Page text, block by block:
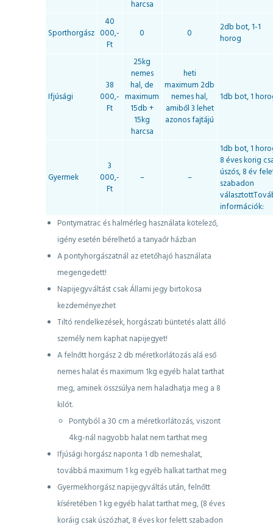
harcsa
Sporthorgász
40
000,-
Ft
0 0
2db bot, 1-1
horog
Ifjúsági
38
000,-
Ft
25kg
nemes
hal, de
maximum
15db +
15kg
harcsa
heti
maximum 2db
nemes hal,
amiből 3 lehet
azonos fajtájú
1db bot, 1
Gyermek
3
000,-
Ft
– –
1db bot, 1
8 éves korig
úszós, 8 év
szabadon
információk:
Pontymatrac és halmérleg használata kötelező,
igény esetén bérelhető a tanyaőr házban
A pontyhorgászatnál az etetőhajó használata
megengedett!
Napijegyváltást csak Állami jegy birtokosa
kezdeményezhet
Tiltó rendelkezések, horgászati büntetés alatt álló
személy nem kaphat napijegyet!
A felnőtt horgász 2 db méretkorlátozás alá eső
nemes halat és maximum 1kg egyéb halat tarthat
meg, aminek összsúlya nem haladhatja meg a 8
kilót.
Pontyból a 30 cm a méretkorlátozás, viszont
4kg-nál nagyobb halat nem tarthat meg
Ifjúsági horgász naponta 1 db nemeshalat,
továbbá maximum 1 kg egyéb halkat tarthat meg
Gyermekhorgász napijegyváltás után, felnőtt
kíséretében 1 kg egyéb halat tarthat meg, (8 éves
koráig csak úszózhat, 8 éves kor felett szabadon